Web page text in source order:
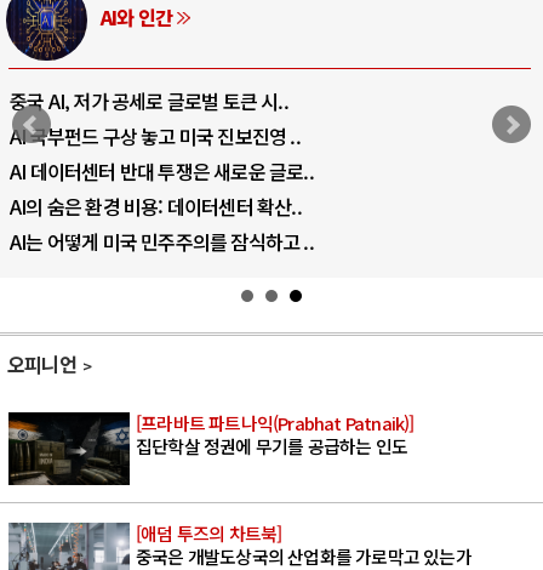
AI와 인간
중국 AI, 저가 공세로 글로벌 토큰 시..
AI 국부펀드 구상 놓고 미국 진보진영 ..
AI 데이터센터 반대 투쟁은 새로운 글로..
AI의 숨은 환경 비용: 데이터센터 확산..
AI는 어떻게 미국 민주주의를 잠식하고 ..
오피니언
[프라바트 파트나익(Prabhat Patnaik)]
집단학살 정권에 무기를 공급하는 인도
[애덤 투즈의 차트북]
중국은 개발도상국의 산업화를 가로막고 있는가